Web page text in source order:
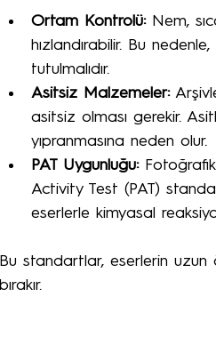
Ortam Kontrolü: Nem,
hızlandırabilir. Bu
tutulmalıdır.
Asitsiz Malzemeler:
asitsiz olması gerekir.
yıpranmasına neden olur.
PAT Uygunluğu: Fotoğrafik
Activity Test (PAT)
eserlerle kimyasal
Bu standartlar, eserlerin uzun
bırakır.